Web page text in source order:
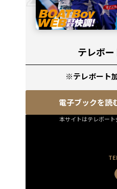
テレボ
※テレボート
電子ブックを読
本サイトはテレボート